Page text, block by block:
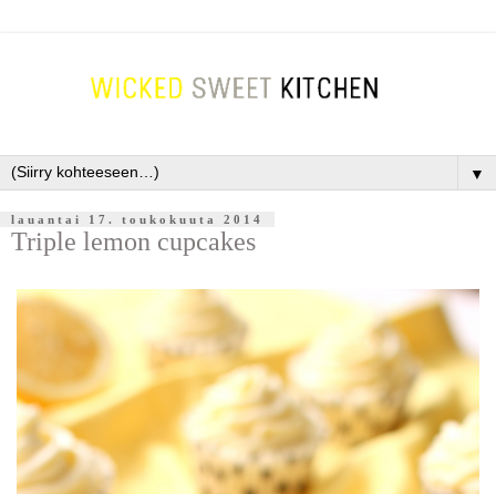
▼
lauantai 17. toukokuuta 2014
Triple lemon cupcakes